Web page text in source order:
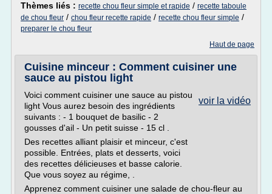
Thèmes liés : recette chou fleur simple et rapide / recette taboule
de chou fleur / chou fleur recette rapide / recette chou fleur simple /
preparer le chou fleur
Haut de page
Cuisine minceur : Comment cuisiner une
sauce au pistou light
voir la vidéo
Voici comment cuisiner une sauce au pistou
light Vous aurez besoin des ingrédients
suivants : - 1 bouquet de basilic - 2
gousses d'ail - Un petit suisse - 15 cl .
Des recettes alliant plaisir et minceur, c'est
possible. Entrées, plats et desserts, voici
des recettes délicieuses et basse calorie.
Que vous soyez au régime, .
Apprenez comment cuisiner une salade de chou-fleur au